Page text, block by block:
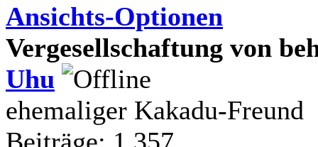
Ansichts-Optionen
Vergesellschaftung von
Uhu
ehemaliger Kakadu-Freund
Beiträge: 1.357